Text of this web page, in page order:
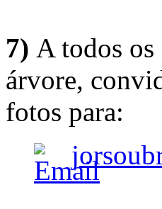
7) A todos os
árvore,
fotos para: